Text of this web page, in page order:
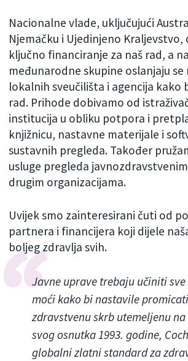
Nacionalne vlade, uključujući
Njemačku i Ujedinjeno Kraljevstvo,
ključno financiranje za naš rad, a
međunarodne skupine oslanjaju
lokalnih sveučilišta i agencija kako
rad. Prihode dobivamo od
institucija u obliku potpora i
knjižnicu, nastavne materijale i
sustavnih pregleda. Također
usluge pregleda
drugim organizacijama.
Uvijek smo zainteresirani čuti od
partnera i financijera koji dijele
boljeg zdravlja svih.
Javne uprave trebaju učiniti
moći kako bi nastavile
zdravstvenu skrb utemeljenu
svog osnutka 1993. godine,
globalni zlatni standard za